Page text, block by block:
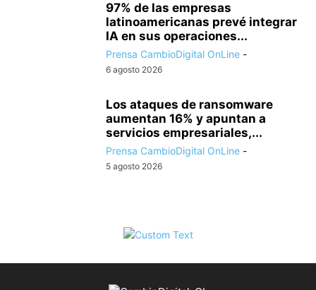
97% de las empresas
latinoamericanas prevé integrar
IA en sus operaciones...
Prensa CambioDigital OnLine -
6 agosto 2026
Los ataques de ransomware
aumentan 16% y apuntan a
servicios empresariales,...
Prensa CambioDigital OnLine -
5 agosto 2026